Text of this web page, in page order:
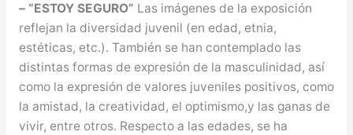
– “ESTOY SEGURO” Las imágenes de la exposición
reflejan la diversidad juvenil (en edad, etnia,
estéticas, etc.). También se han contemplado las
distintas formas de expresión de la masculinidad, así
como la expresión de valores juveniles positivos, como
la amistad, la creatividad, el optimismo,y las ganas de
vivir, entre otros. Respecto a las edades, se ha